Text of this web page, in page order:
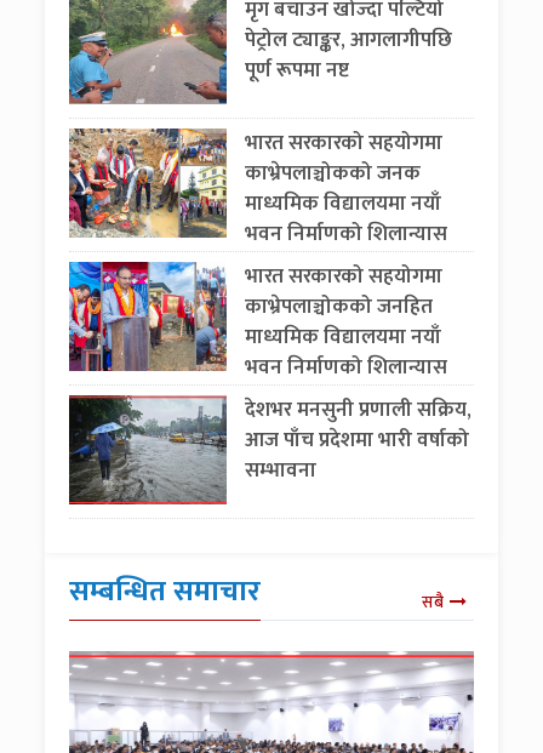
मृग बचाउन खोज्दा पल्टियो
पेट्रोल ट्याङ्कर, आगलागीपछि
पूर्ण रूपमा नष्ट
भारत सरकारको सहयोगमा
काभ्रेपलाञ्चोकको जनक
माध्यमिक विद्यालयमा नयाँ
भवन निर्माणको शिलान्यास
भारत सरकारको सहयोगमा
काभ्रेपलाञ्चोकको जनहित
माध्यमिक विद्यालयमा नयाँ
भवन निर्माणको शिलान्यास
देशभर मनसुनी प्रणाली सक्रिय,
आज पाँच प्रदेशमा भारी वर्षाको
सम्भावना
सम्बन्धित समाचार सबै